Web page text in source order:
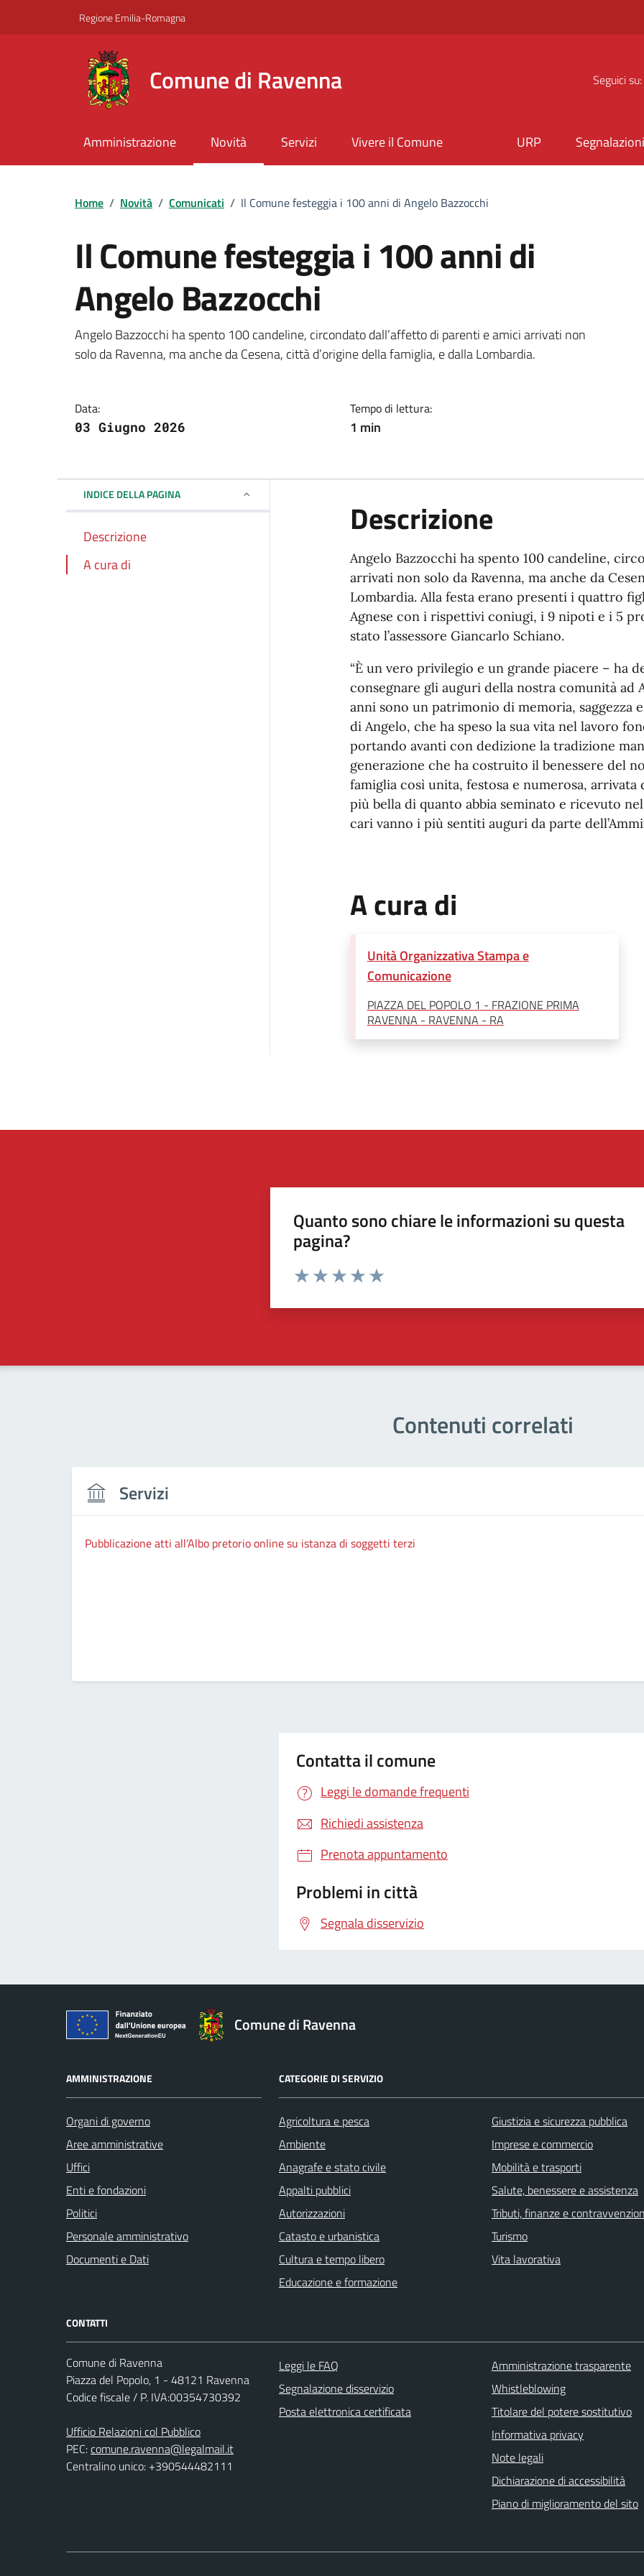
Regione Emilia-Romagna
Comune di Ravenna Seguici su:
Amministrazione Novità Servizi Vivere il Comune URP Segnalazioni
Home / Novità / Comunicati / Il Comune festeggia i 100 anni di Angelo Bazzocchi
Il Comune festeggia i 100 anni di
Angelo Bazzocchi
Dettagli della notizia
Angelo Bazzocchi ha spento 100 candeline, circondato dall’affetto di parenti e amici arrivati non
solo da Ravenna, ma anche da Cesena, città d’origine della famiglia, e dalla Lombardia.
Data:
03 Giugno 2026
Tempo di lettura:
1 min
INDICE DELLA PAGINA
Descrizione
A cura di
Descrizione
Angelo Bazzocchi ha spento 100 candeline,
arrivati non solo da Ravenna, ma anche da
Lombardia. Alla festa erano presenti i quattro
Agnese con i rispettivi coniugi, i 9 nipoti e i 5
stato l’assessore Giancarlo Schiano.
“È un vero privilegio e un grande piacere – ha
consegnare gli auguri della nostra comunità ad
anni sono un patrimonio di memoria,
di Angelo, che ha speso la sua vita nel lavoro
portando avanti con dedizione la tradizione
generazione che ha costruito il benessere del
famiglia così unita, festosa e numerosa,
più bella di quanto abbia seminato e ricevuto
cari vanno i più sentiti auguri da parte
A cura di
Unità Organizzativa Stampa e
Comunicazione
PIAZZA DEL POPOLO 1 - FRAZIONE PRIMA
RAVENNA - RAVENNA - RA
Quanto sono chiare le informazioni su questa
pagina?
Contenuti correlati
Servizi
Pubblicazione atti all’Albo pretorio online su istanza di soggetti terzi
Contatta il comune
Leggi le domande frequenti
Richiedi assistenza
Prenota appuntamento
Problemi in città
Segnala disservizio
Comune di Ravenna
AMMINISTRAZIONE
Organi di governo
Aree amministrative
Uffici
Enti e fondazioni
Politici
Personale amministrativo
Documenti e Dati
CATEGORIE DI SERVIZIO
Agricoltura e pesca
Ambiente
Anagrafe e stato civile
Appalti pubblici
Autorizzazioni
Catasto e urbanistica
Cultura e tempo libero
Educazione e formazione
Giustizia e sicurezza pubblica
Imprese e commercio
Mobilità e trasporti
Salute, benessere e assistenza
Tributi, finanze e
Turismo
Vita lavorativa
CONTATTI
Comune di Ravenna
Piazza del Popolo, 1 - 48121 Ravenna
Codice fiscale / P. IVA:00354730392
Ufficio Relazioni col Pubblico
PEC:comune.ravenna@legalmail.it
Centralino unico: +390544482111
Leggi le FAQ
Segnalazione disservizio
Posta elettronica certificata
Amministrazione trasparente
Whistleblowing
Titolare del potere sostitutivo
Informativa privacy
Note legali
Dichiarazione di accessibilità
Piano di miglioramento del sito